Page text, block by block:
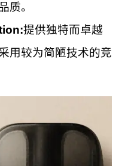
质。
提供独特而卓越
用较为简陋技术的竞